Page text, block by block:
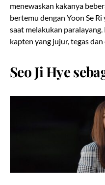
menewaskan kakanya
bertemu dengan Yoon Se
saat melakukan
kapten yang jujur, tegas
Seo Ji Hye